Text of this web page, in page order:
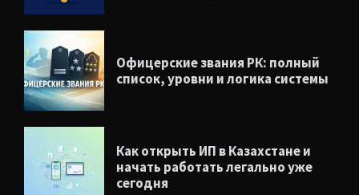
Офицерские звания РК: полный
список, уровни и логика системы
Как открыть ИП в Казахстане и
начать работать легально уже
сегодня